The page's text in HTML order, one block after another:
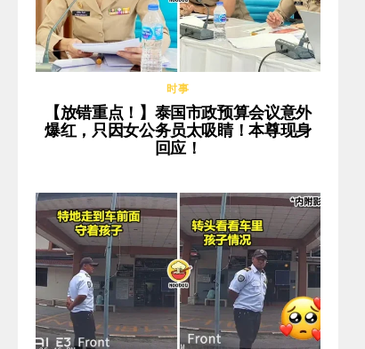
时事
【放错重点！】泰国市政预算会议意外
爆红，只因女公务员太吸睛！本尊现身
回应！